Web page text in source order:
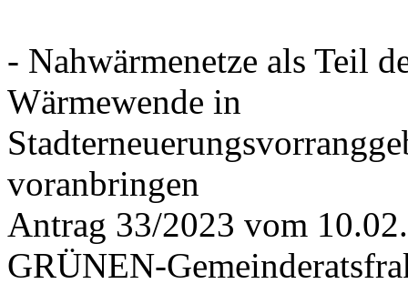
- Nahwärmenetze als Teil
Wärmewende in
voranbringen
Antrag 33/2023 vom
GRÜNEN-